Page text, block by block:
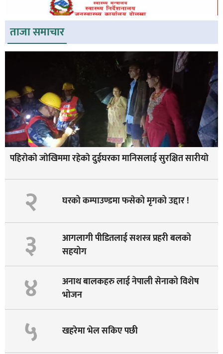
ताजा समाचार
पहिराेकाे जाेखिममा रहेकाे दुईघरका मानिसलाई सुरक्षित सारीयाे
२ घरको कम्पाउण्डमा फसेको मृगको उद्दार !
३
आगलागी पीडितलाई सशस्त्र प्रहरी बलको
सहयोग
४
अनाथ बालकहरु लाई नेपाली सेनाको विशेष
भोजन
५ खहरेमा भेल सकिए पछी